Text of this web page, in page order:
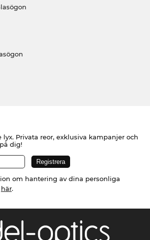
Privata reor, exklusiva kampanjer och
dig!
om hantering av dina personliga
här.